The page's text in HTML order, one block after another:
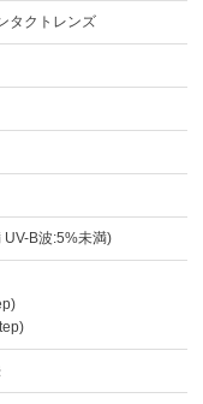
タクトレンズ
B波:5%未満)